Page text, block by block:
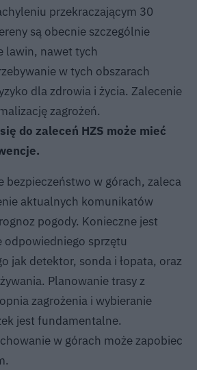
przekraczającym 30
są obecnie szczególnie
lawin, nawet tych
w tych obszarach
dla zdrowia i życia. Zalecenie
zagrożeń.
do zaleceń HZS może mieć
bezpieczeństwo w górach, zaleca
aktualnych komunikatów
pogody. Konieczne jest
odpowiedniego sprzętu
jak detektor, sonda i łopata, oraz
Planowanie trasy z
zagrożenia i wybieranie
jest fundamentalne.
w górach może zapobiec